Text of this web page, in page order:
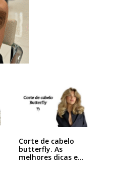
Corte de cabelo
butterfly. As
melhores dicas e